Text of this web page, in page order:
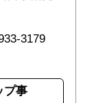
3179
プ事